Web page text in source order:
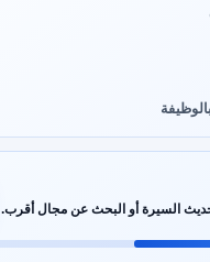
السيرة أو البحث عن مجال أقرب.